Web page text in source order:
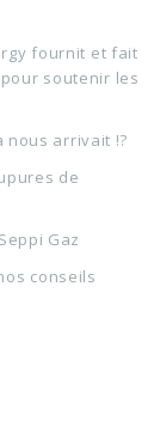
fournit et fait
soutenir les
nous arrivait !?
de
Gaz
conseils